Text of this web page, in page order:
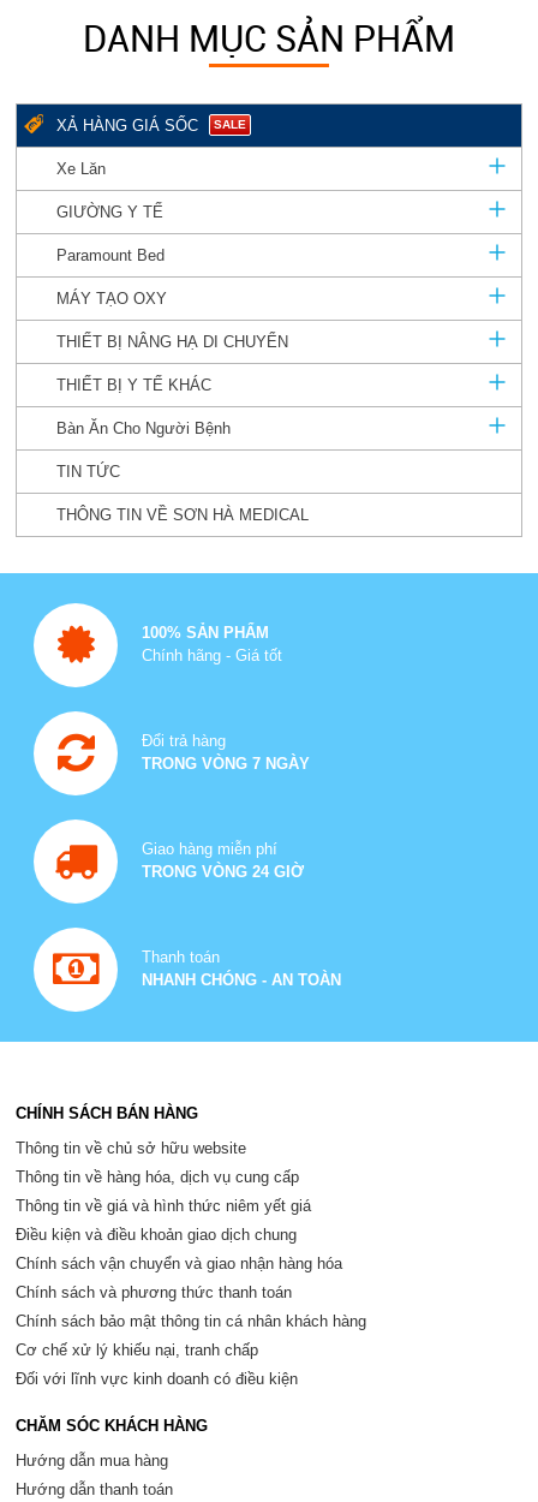
DANH MỤC SẢN PHẨM
XẢ HÀNG GIÁ SỐC SALE
Xe Lăn
GIƯỜNG Y TẾ
Paramount Bed
MÁY TẠO OXY
THIẾT BỊ NÂNG HẠ DI CHUYỂN
THIẾT BỊ Y TẾ KHÁC
Bàn Ăn Cho Người Bệnh
TIN TỨC
THÔNG TIN VỀ SƠN HÀ MEDICAL
100% SẢN PHẨM
Chính hãng - Giá tốt
Đổi trả hàng
TRONG VÒNG 7 NGÀY
Giao hàng miễn phí
TRONG VÒNG 24 GIỜ
Thanh toán
NHANH CHÓNG - AN TOÀN
CHÍNH SÁCH BÁN HÀNG
Thông tin về chủ sở hữu website
Thông tin về hàng hóa, dịch vụ cung cấp
Thông tin về giá và hình thức niêm yết giá
Điều kiện và điều khoản giao dịch chung
Chính sách vận chuyển và giao nhận hàng hóa
Chính sách và phương thức thanh toán
Chính sách bảo mật thông tin cá nhân khách hàng
Cơ chế xử lý khiếu nại, tranh chấp
Đối với lĩnh vực kinh doanh có điều kiện
CHĂM SÓC KHÁCH HÀNG
Hướng dẫn mua hàng
Hướng dẫn thanh toán